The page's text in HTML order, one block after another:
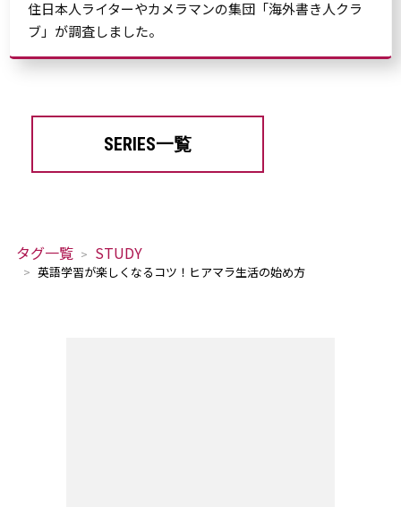
住日本人ライターやカメラマンの集団「海外書き人クラ
ブ」が調査しました。
SERIES一覧
タグ一覧 STUDY
英語学習が楽しくなるコツ！ヒアマラ生活の始め方